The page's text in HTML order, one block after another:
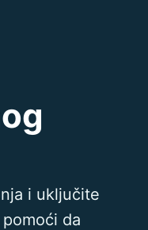
i uključite
da